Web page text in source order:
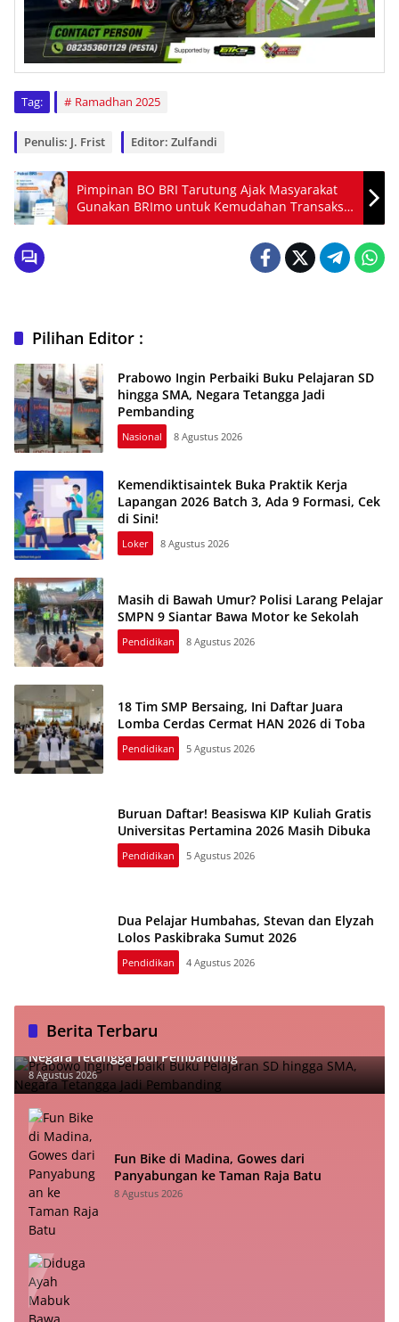
Tag: Ramadhan 2025
Penulis: J. Frist Editor: Zulfandi
Pimpinan BO BRI Tarutung Ajak Masyarakat
Gunakan BRImo untuk Kemudahan Transaksi
Listrik
Pilihan Editor :
Prabowo Ingin Perbaiki Buku Pelajaran SD
hingga SMA, Negara Tetangga Jadi
Pembanding
Nasional 8 Agustus 2026
Kemendiktisaintek Buka Praktik Kerja
Lapangan 2026 Batch 3, Ada 9 Formasi, Cek
di Sini!
Loker 8 Agustus 2026
Masih di Bawah Umur? Polisi Larang Pelajar
SMPN 9 Siantar Bawa Motor ke Sekolah
Pendidikan 8 Agustus 2026
18 Tim SMP Bersaing, Ini Daftar Juara
Lomba Cerdas Cermat HAN 2026 di Toba
Pendidikan 5 Agustus 2026
Buruan Daftar! Beasiswa KIP Kuliah Gratis
Universitas Pertamina 2026 Masih Dibuka
Pendidikan 5 Agustus 2026
Dua Pelajar Humbahas, Stevan dan Elyzah
Lolos Paskibraka Sumut 2026
Pendidikan 4 Agustus 2026
Berita Terbaru
Prabowo Ingin Perbaiki Buku Pelajaran SD hingga SMA,
Negara Tetangga Jadi Pembanding
8 Agustus 2026
Fun Bike di Madina, Gowes dari
Panyabungan ke Taman Raja Batu
8 Agustus 2026